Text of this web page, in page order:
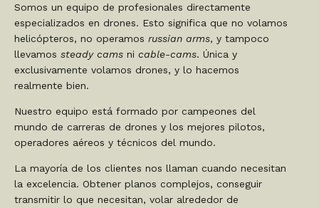
Somos un equipo de profesionales directamente
especializados en drones. Esto significa que no volamos
helicópteros, no operamos russian arms, y tampoco
llevamos steady cams ni cable-cams. Única y
exclusivamente volamos drones, y lo hacemos
realmente bien.
Nuestro equipo está formado por campeones del
mundo de carreras de drones y los mejores pilotos,
operadores aéreos y técnicos del mundo.
La mayoría de los clientes nos llaman cuando necesitan
la excelencia. Obtener planos complejos, conseguir
transmitir lo que necesitan, volar alrededor de